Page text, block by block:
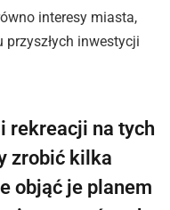
interesy miasta,
inwestycji
rekreacji na tych
zrobić kilka
objąć je planem